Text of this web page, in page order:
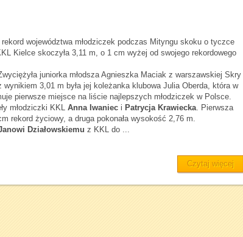
województwa młodziczek podczas Mityngu skoku o tyczce
Kielce skoczyła 3,11 m, o 1 cm wyżej od swojego rekordowego
juniorka młodsza Agnieszka Maciak z warszawskiej Skry
3,01 m była jej koleżanka klubowa Julia Oberda, która w
pierwsze miejsce na liście najlepszych młodziczek w Polsce.
młodziczki KKL Anna Iwaniec i Patrycja Krawiecka. Pierwsza
rekord życiowy, a druga pokonała wysokość 2,76 m.
Działowskiemu z KKL do ...
Czytaj więcej